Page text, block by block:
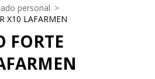
personal >
X10 LAFARMEN
FORTE